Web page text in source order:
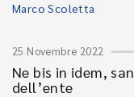
Marco Scoletta
25 Novembre 2022
Ne bis in idem,
dell’ente